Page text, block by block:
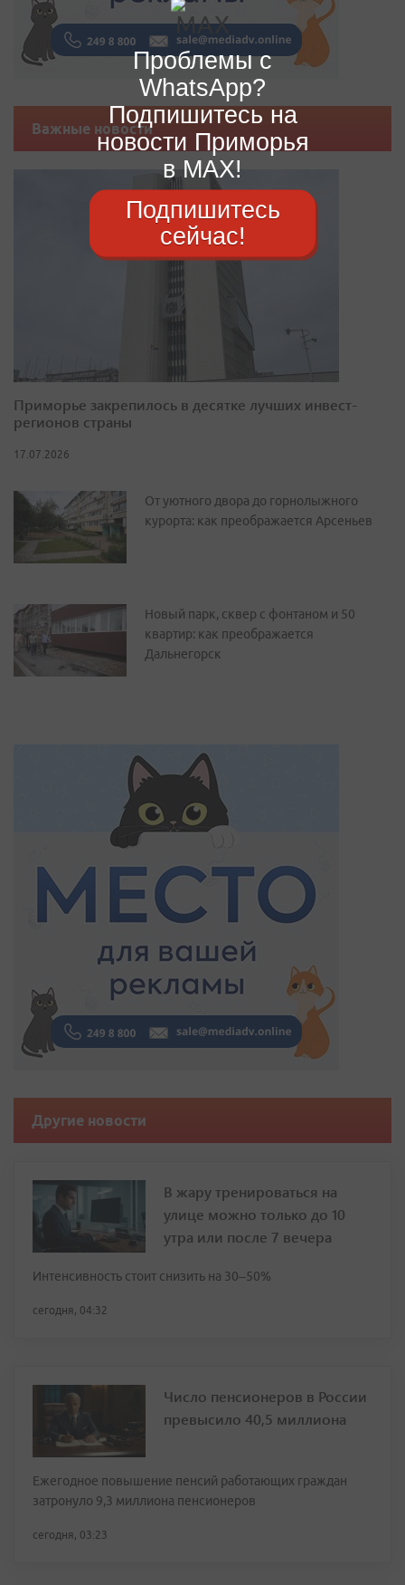
Важные новости
Приморье закрепилось в десятке лучших инвест-
регионов страны
17.07.2026
От уютного двора до горнолыжного
курорта: как преображается Арсеньев
Новый парк, сквер с фонтаном и 50
квартир: как преображается
Дальнегорск
Другие новости
В жару тренироваться на
улице можно только до 10
утра или после 7 вечера
Интенсивность стоит снизить на 30–50%
сегодня, 04:32
Число пенсионеров в России
превысило 40,5 миллиона
Ежегодное повышение пенсий работающих граждан
затронуло 9,3 миллиона пенсионеров
сегодня, 03:23
Проблемы с
WhatsApp?
Подпишитесь на
новости Приморья
в MAX!
Подпишитесь
сейчас!